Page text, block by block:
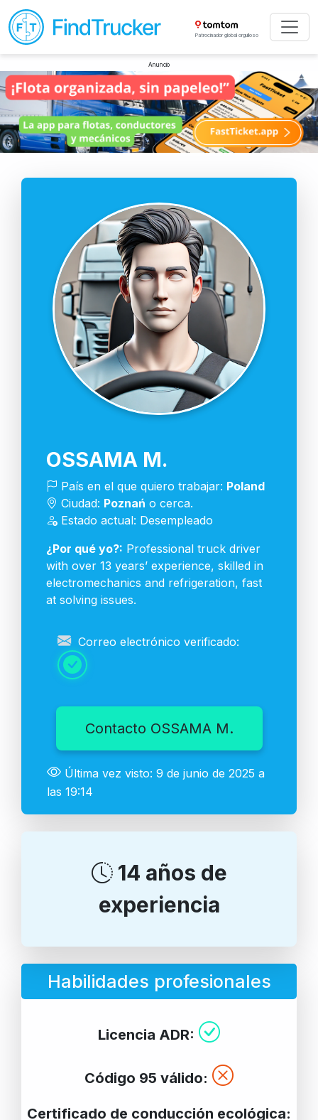
Patrocinador global orgulloso
Anuncio
OSSAMA M.
País en el que quiero trabajar: Poland
Ciudad: Poznań o cerca.
Estado actual: Desempleado
¿Por qué yo?: Professional truck driver
with over 13 years’ experience, skilled in
electromechanics and refrigeration, fast
at solving issues.
Correo electrónico verificado:
Contacto OSSAMA M.
Última vez visto: 9 de junio de 2025 a
las 19:14
14 años de
experiencia
Habilidades profesionales
Licencia ADR:
Código 95 válido:
Certificado de conducción ecológica: